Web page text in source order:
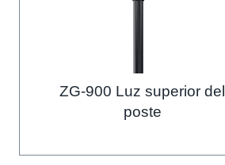
ZG-900 Luz superior del
poste